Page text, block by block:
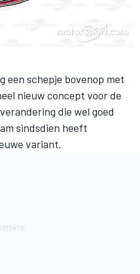
een schepje bovenop met
nieuw concept voor de
die wel goed
sindsdien heeft
variant.